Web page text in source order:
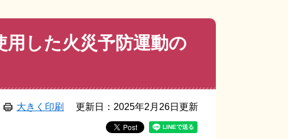
した火災予防運動の
大きく印刷 更新日：2025年2月26日更新